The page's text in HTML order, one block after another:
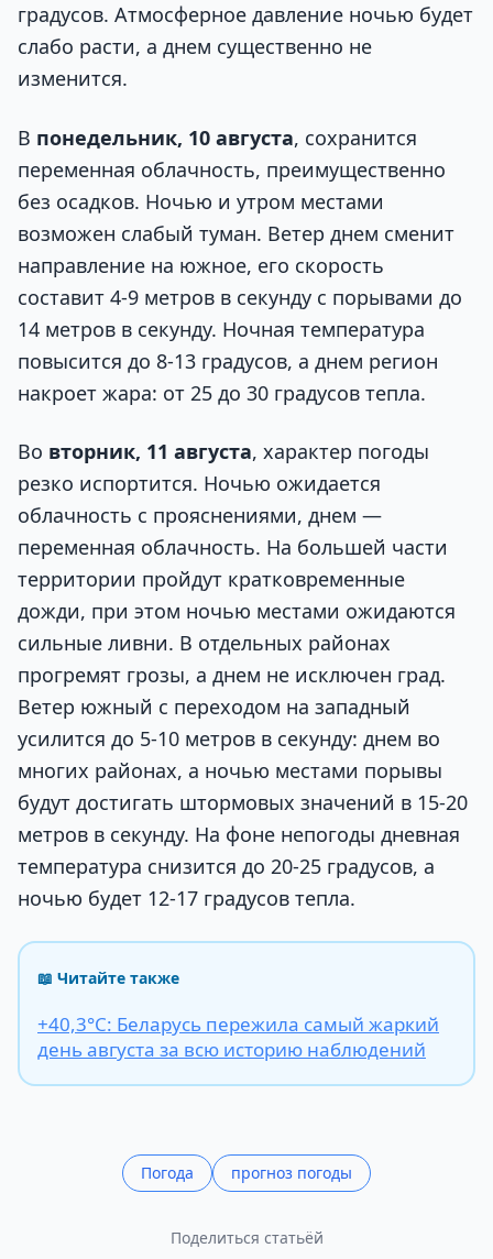
градусов. Атмосферное давление ночью будет
слабо расти, а днем существенно не
изменится.
В понедельник, 10 августа, сохранится
переменная облачность, преимущественно
без осадков. Ночью и утром местами
возможен слабый туман. Ветер днем сменит
направление на южное, его скорость
составит 4-9 метров в секунду с порывами до
14 метров в секунду. Ночная температура
повысится до 8-13 градусов, а днем регион
накроет жара: от 25 до 30 градусов тепла.
Во вторник, 11 августа, характер погоды
резко испортится. Ночью ожидается
облачность с прояснениями, днем —
переменная облачность. На большей части
территории пройдут кратковременные
дожди, при этом ночью местами ожидаются
сильные ливни. В отдельных районах
прогремят грозы, а днем не исключен град.
Ветер южный с переходом на западный
усилится до 5-10 метров в секунду: днем во
многих районах, а ночью местами порывы
будут достигать штормовых значений в 15-20
метров в секунду. На фоне непогоды дневная
температура снизится до 20-25 градусов, а
ночью будет 12-17 градусов тепла.
📖 Читайте также
+40,3°С: Беларусь пережила самый жаркий
день августа за всю историю наблюдений
Погода прогноз погоды
Поделиться статьёй